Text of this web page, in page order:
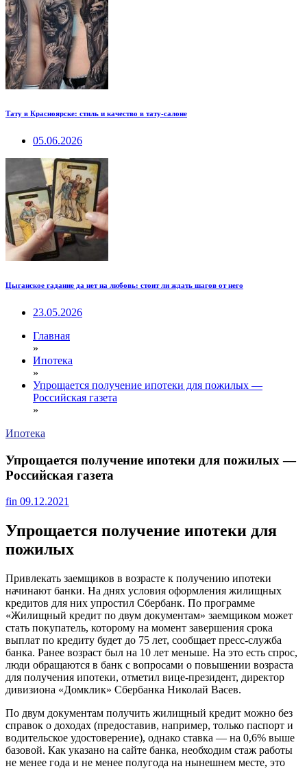
Тату в Красноярске: стиль и качество в тату-салоне
05.06.2026
Цыганское гадание да нет на любовь: стоит ли ждать шагов от него
23.05.2026
Главная
»
Ипотека
»
Упрощается получение ипотеки для пожилых —
Российская газета
»
Ипотека
Упрощается получение ипотеки для пожилых —
Российская газета
fin 09.12.2021
Упрощается получение ипотеки для
пожилых
Привлекать заемщиков в возрасте к получению ипотеки
начинают банки. На днях условия оформления жилищных
кредитов для них упростил Сбербанк. По программе
«Жилищный кредит по двум документам» заемщиком может
стать покупатель, которому на момент завершения срока
выплат по кредиту будет до 75 лет, сообщает пресс-служба
банка. Ранее возраст был на 10 лет меньше. На это есть спрос,
люди обращаются в банк с вопросами о повышении возраста
для получения ипотеки, отметил вице-президент, директор
дивизиона «Домклик» Сбербанка Николай Васев.
По двум документам получить жилищный кредит можно без
справок о доходах (предоставив, например, только паспорт и
водительское удостоверение), однако ставка — на 0,6% выше
базовой. Как указано на сайте банка, необходим стаж работы
не менее года и не менее полугода на нынешнем месте, это